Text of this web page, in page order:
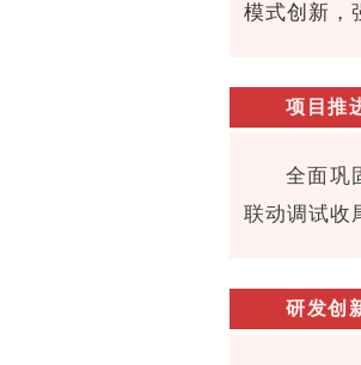
模式创新，
项目推
全面巩
联动调试收
研发创